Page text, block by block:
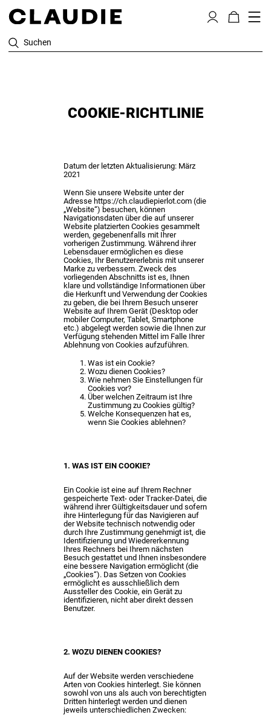
Suchen
COOKIE-RICHTLINIE
Datum der letzten Aktualisierung: März
2021
Wenn Sie unsere Website unter der
Adresse https://ch.claudiepierlot.com(die
„Website“) besuchen, können
Navigationsdaten über die auf unserer
Website platzierten Cookies gesammelt
werden, gegebenenfalls mit Ihrer
vorherigen Zustimmung. Während ihrer
Lebensdauer ermöglichen es diese
Cookies, Ihr Benutzererlebnis mit unserer
Marke zu verbessern. Zweck des
vorliegenden Abschnitts ist es, Ihnen
klare und vollständige Informationen über
die Herkunft und Verwendung der Cookies
zu geben, die bei Ihrem Besuch unserer
Website auf Ihrem Gerät (Desktop oder
mobiler Computer, Tablet, Smartphone
etc.) abgelegt werden sowie die Ihnen zur
Verfügung stehenden Mittel im Falle Ihrer
Ablehnung von Cookies aufzuführen.
Was ist ein Cookie?
Wozu dienen Cookies?
Wie nehmen Sie Einstellungen für
Cookies vor?
Über welchen Zeitraum ist Ihre
Zustimmung zu Cookies gültig?
Welche Konsequenzen hat es,
wenn Sie Cookies ablehnen?
1. WAS IST EIN COOKIE?
Ein Cookie ist eine auf Ihrem Rechner
gespeicherte Text- oder Tracker-Datei, die
während ihrer Gültigkeitsdauer und sofern
ihre Hinterlegung für das Navigieren auf
der Website technisch notwendig oder
durch Ihre Zustimmung genehmigt ist, die
Identifizierung und Wiedererkennung
Ihres Rechners bei Ihrem nächsten
Besuch gestattet und Ihnen insbesondere
eine bessere Navigation ermöglicht (die
„Cookies“). Das Setzen von Cookies
ermöglicht es ausschließlich dem
Aussteller des Cookie, ein Gerät zu
identifizieren, nicht aber direkt dessen
Benutzer.
2. WOZU DIENEN COOKIES?
Auf der Website werden verschiedene
Arten von Cookies hinterlegt. Sie können
sowohl von uns als auch von berechtigten
Dritten hinterlegt werden und dienen
jeweils unterschiedlichen Zwecken: